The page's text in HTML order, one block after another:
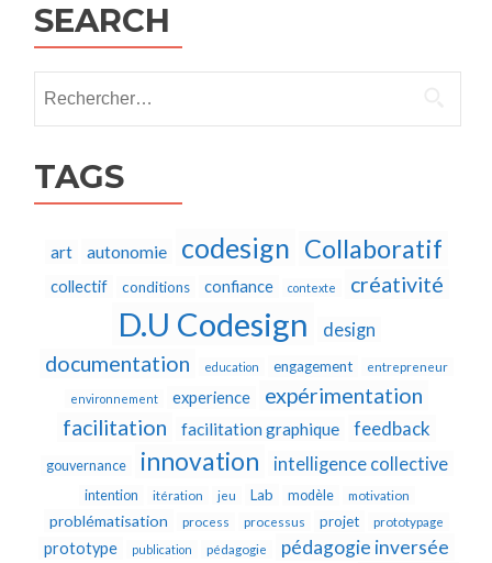
SEARCH
TAGS
art autonomie codesign Collaboratif
collectif conditions confiance contexte créativité
D.U Codesign design
documentation education engagement entrepreneur
environnement experience
expérimentation
facilitation
facilitation graphique feedback
gouvernance innovation intelligence collective
intention itération jeu Lab modèle motivation
problématisation process processus projet prototypage
prototype publication pédagogie pédagogie inversée